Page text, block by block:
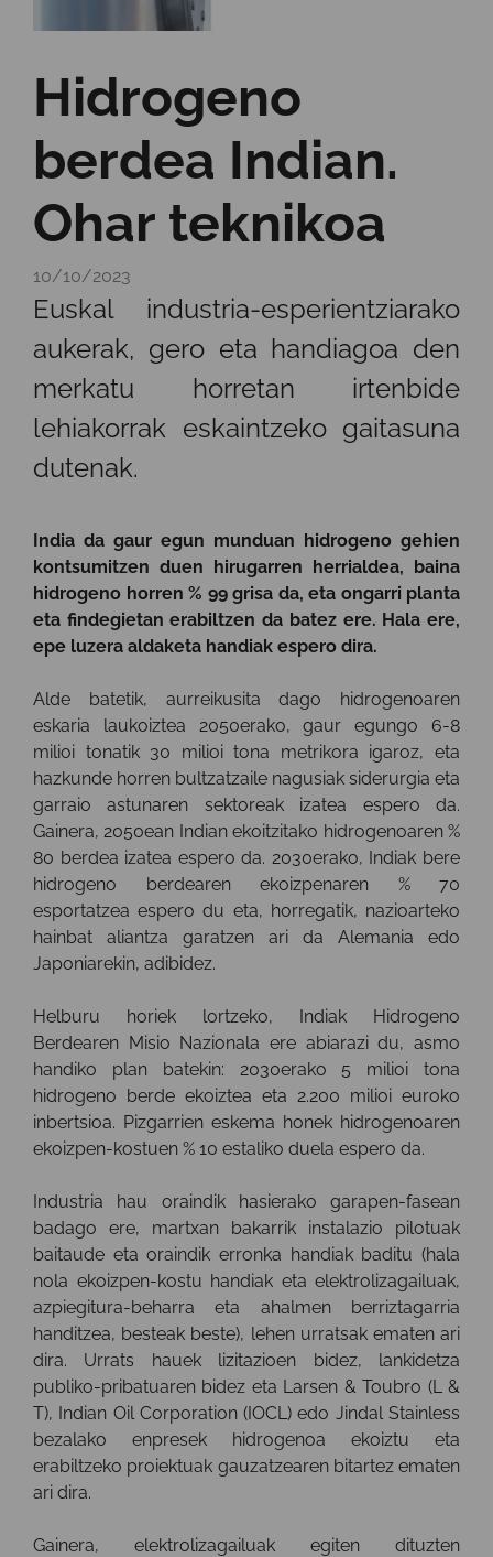
Hidrogeno
berdea Indian.
Ohar teknikoa
10/10/2023
Euskal industria-esperientziarako
aukerak, gero eta handiagoa den
merkatu horretan irtenbide
lehiakorrak eskaintzeko gaitasuna
dutenak.
India da gaur egun munduan hidrogeno gehien
kontsumitzen duen hirugarren herrialdea, baina
hidrogeno horren % 99 grisa da, eta ongarri planta
eta findegietan erabiltzen da batez ere. Hala ere,
epe luzera aldaketa handiak espero dira.
Alde batetik, aurreikusita dago hidrogenoaren
eskaria laukoiztea 2050erako, gaur egungo 6-8
milioi tonatik 30 milioi tona metrikora igaroz, eta
hazkunde horren bultzatzaile nagusiak siderurgia eta
garraio astunaren sektoreak izatea espero da.
Gainera, 2050ean Indian ekoitzitako hidrogenoaren %
80 berdea izatea espero da. 2030erako, Indiak bere
hidrogeno berdearen ekoizpenaren % 70
esportatzea espero du eta, horregatik, nazioarteko
hainbat aliantza garatzen ari da Alemania edo
Japoniarekin, adibidez.
Helburu horiek lortzeko, Indiak Hidrogeno
Berdearen Misio Nazionala ere abiarazi du, asmo
handiko plan batekin: 2030erako 5 milioi tona
hidrogeno berde ekoiztea eta 2.200 milioi euroko
inbertsioa. Pizgarrien eskema honek hidrogenoaren
ekoizpen-kostuen % 10 estaliko duela espero da.
Industria hau oraindik hasierako garapen-fasean
badago ere, martxan bakarrik instalazio pilotuak
baitaude eta oraindik erronka handiak baditu (hala
nola ekoizpen-kostu handiak eta elektrolizagailuak,
azpiegitura-beharra eta ahalmen berriztagarria
handitzea, besteak beste), lehen urratsak ematen ari
dira. Urrats hauek lizitazioen bidez, lankidetza
publiko-pribatuaren bidez eta Larsen & Toubro (L &
T), Indian Oil Corporation (IOCL) edo Jindal Stainless
bezalako enpresek hidrogenoa ekoiztu eta
erabiltzeko proiektuak gauzatzearen bitartez ematen
ari dira.
Gainera, elektrolizagailuak egiten dituzten